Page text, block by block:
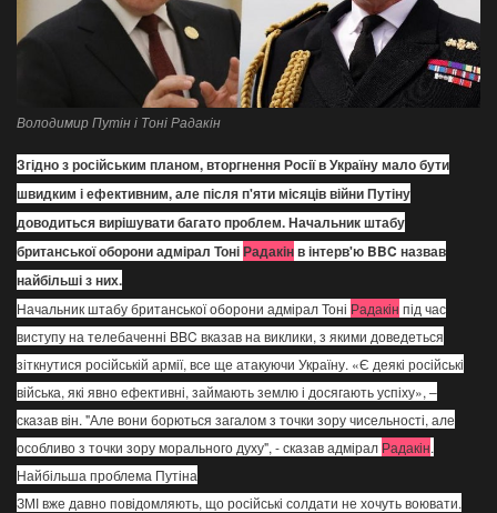
Політика
Спорт
Авто
Відео
Мова
English Ukraine
Володимир Путін і Тоні Радакін
Згідно з російським планом, вторгнення Росії в Україну мало бути
швидким і ефективним, але після п'яти місяців війни Путіну
доводиться вирішувати багато проблем. Начальник штабу
британської оборони адмірал ТоніРадакінв інтерв'ю BBC назвав
найбільші з них.
Начальник штабу британської оборони адмірал Тоні Радакін під час
виступу на телебаченні BBC вказав на виклики, з якими доведеться
зіткнутися російській армії, все ще атакуючи Україну. «Є деякі російські
війська, які явно ефективні, займають землю і досягають успіху», –
сказав він. "Але вони борються загалом з точки зору чисельності, але
особливо з точки зору морального духу", - сказав адмірал Радакін.
Найбільша проблема Путіна
ЗМІ вже давно повідомляють, що російські солдати не хочуть воювати.